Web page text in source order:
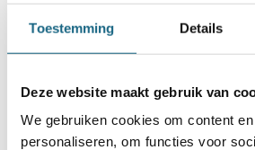
Toestemming Details
Deze website maakt gebruik van
We gebruiken cookies om content
personaliseren, om functies voor